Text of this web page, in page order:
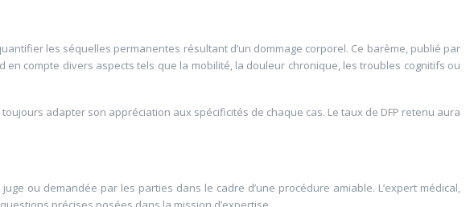
les séquelles permanentes résultant d’un dommage corporel. Ce barème, publié par
compte divers aspects tels que la mobilité, la douleur chronique, les troubles cognitifs ou
adapter son appréciation aux spécificités de chaque cas. Le taux de DFP retenu aura
ou demandée par les parties dans le cadre d’une procédure amiable. L’expert médical,